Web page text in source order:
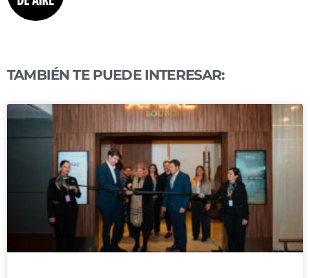
TAMBIÉN TE PUEDE INTERESAR: